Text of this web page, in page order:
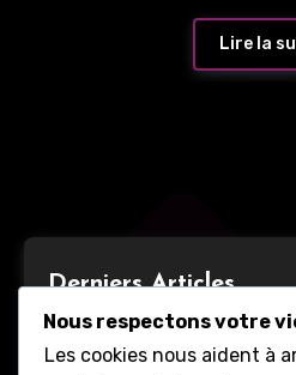
Lire la
Derniers Articles
Nous respectons votre
Les cookies nous aident à